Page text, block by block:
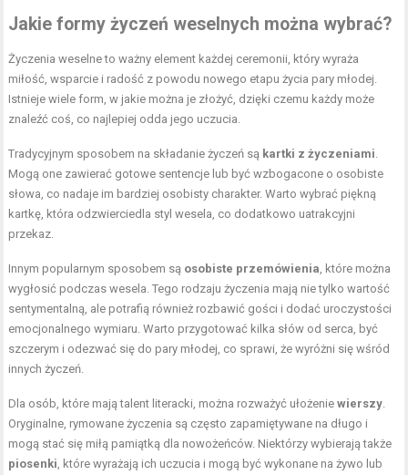
Jakie formy życzeń weselnych można wybrać?
Życzenia weselne to ważny element każdej ceremonii, który wyraża
miłość, wsparcie i radość z powodu nowego etapu życia pary młodej.
Istnieje wiele form, w jakie można je złożyć, dzięki czemu każdy może
znaleźć coś, co najlepiej odda jego uczucia.
Tradycyjnym sposobem na składanie życzeń są kartki z życzeniami
Mogą one zawierać gotowe sentencje lub być wzbogacone o osobiste
słowa, co nadaje im bardziej osobisty charakter. Warto wybrać piękną
kartkę, która odzwierciedla styl wesela, co dodatkowo uatrakcyjni
przekaz.
Innym popularnym sposobem są osobiste przemówienia , które można
wygłosić podczas wesela. Tego rodzaju życzenia mają nie tylko wartość
sentymentalną, ale potrafią również rozbawić gości i dodać uroczystości
emocjonalnego wymiaru. Warto przygotować kilka słów od serca, być
szczerym i odezwać się do pary młodej, co sprawi, że wyróżni się wśród
innych życzeń.
Dla osób, które mają talent literacki, można rozważyć ułożeniewierszy
Oryginalne, rymowane życzenia są często zapamiętywane na długo i
mogą stać się miłą pamiątką dla nowożeńców. Niektórzy wybierają także
piosenki , które wyrażają ich uczucia i mogą być wykonane na żywo lub